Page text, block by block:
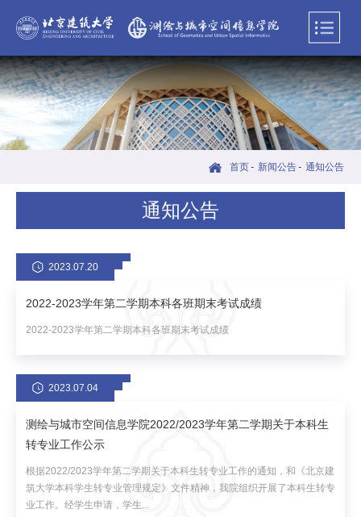
首页- 新闻公告- 通知公告
通知公告
2023.07.20
2022-2023学年第二学期本科各班期末考试成绩
2022-2023学年第二学期本科各班期末考试成绩
2023.07.04
测绘与城市空间信息学院2022/2023学年第二学期关于本科生
转专业工作公示
根据2022/2023学年第二学期关于本科生转专业工作的通知，和《北京建
筑大学本科学生转专业管理规定》文件精神，我院组织开展了本科生转专
业工作。经学生申请，学生...